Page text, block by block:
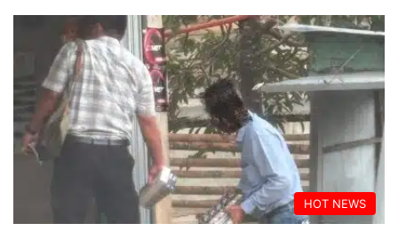
HOT NEWS